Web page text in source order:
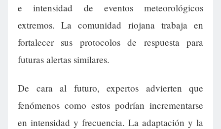
e intensidad de eventos meteorológicos
extremos. La comunidad riojana trabaja en
fortalecer sus protocolos de respuesta para
futuras alertas similares.
De cara al futuro, expertos advierten que
fenómenos como estos podrían incrementarse
en intensidad y frecuencia. La adaptación y la